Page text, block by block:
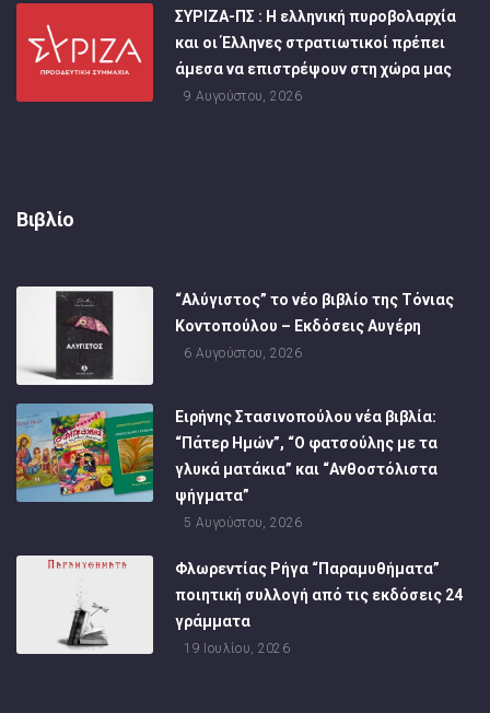
ΣΥΡΙΖΑ-ΠΣ : Η ελληνική πυροβολαρχία
και οι Έλληνες στρατιωτικοί πρέπει
άμεσα να επιστρέψουν στη χώρα μας
9 Αυγούστου, 2026
Βιβλίο
“Αλύγιστος” το νέο βιβλίο της Τόνιας
Κοντοπούλου – Εκδόσεις Αυγέρη
6 Αυγούστου, 2026
Ειρήνης Στασινοπούλου νέα βιβλία:
“Πάτερ Ημών”, “Ο φατσούλης με τα
γλυκά ματάκια” και “Ανθοστόλιστα
ψήγματα”
5 Αυγούστου, 2026
Φλωρεντίας Ρήγα “Παραμυθήματα”
ποιητική συλλογή από τις εκδόσεις 24
γράμματα
19 Ιουλίου, 2026